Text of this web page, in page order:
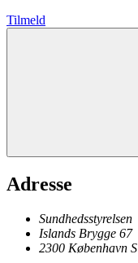
Tilmeld
Adresse
Sundhedsstyrelsen
Islands Brygge 67
2300 København S